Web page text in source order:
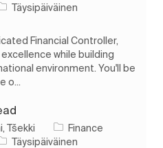
Työn tyyppi
Täysipäiväinen
Financial Controller,
while building
environment. You'll be
o...
Tšekki
Finance
Työn tyyppi
Täysipäiväinen